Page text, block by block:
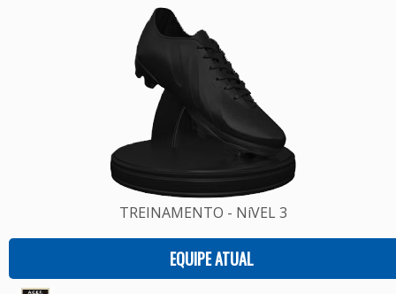
TREINAMENTO - NíVEL 3
EQUIPE ATUAL